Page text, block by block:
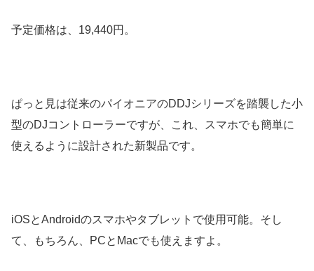
予定価格は、19,440円。
ぱっと見は従来のパイオニアのDDJシリーズを踏襲した小
型のDJコントローラーですが、これ、スマホでも簡単に
使えるように設計された新製品です。
iOSとAndroidのスマホやタブレットで使用可能。そし
て、もちろん、PCとMacでも使えますよ。